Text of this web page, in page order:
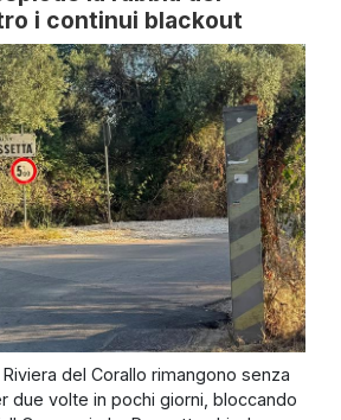
i continui blackout
del Corallo rimangono senza
due volte in pochi giorni, bloccando